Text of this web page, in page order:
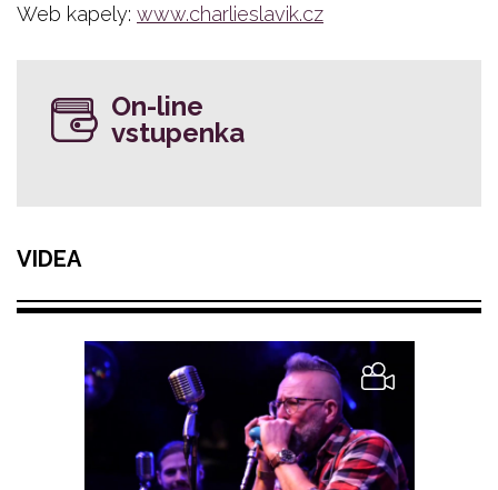
Web kapely: www.charlieslavik.cz
On-line
vstupenka
VIDEA